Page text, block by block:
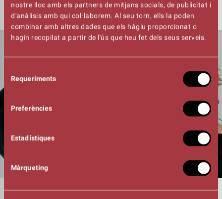
nostre lloc amb els partners de mitjans socials, de publicitat i
d'anàlisis amb qui col·laborem. Al seu torn, ells la poden
combinar amb altres dades que els hàgiu proporcionat o
hagin recopilat a partir de l'ús que heu fet dels seus serveis.
consentiment
Requeriments
Preferències
Estadístiques
Màrqueting
DURADA